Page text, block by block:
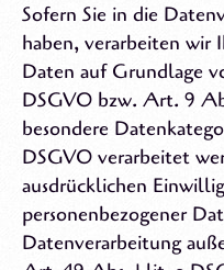
Sofern Sie in die
haben, verarbeiten wir
Daten auf Grundlage
DSGVO bzw. Art. 9
besondere
DSGVO verarbeitet
ausdrücklichen
personenbezogener
Datenverarbeitung